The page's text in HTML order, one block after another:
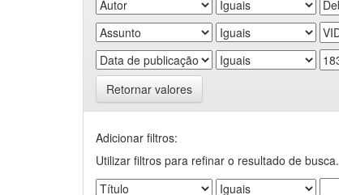
Retornar valores
Adicionar filtros:
Utilizar filtros para refinar o resultado de busca.